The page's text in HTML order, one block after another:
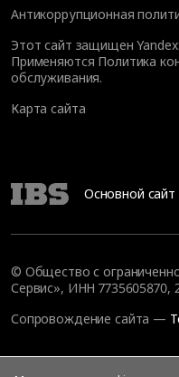
Антикоррупционная
Этот сайт защищен
Применяются Политика
обслуживания.
Карта сайта
Основной сайт
© Общество с
Сервис», ИНН
Сопровождение сайта —